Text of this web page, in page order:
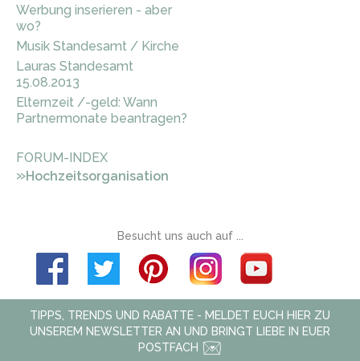
Werbung inserieren - aber
wo?
Musik Standesamt / Kirche
Lauras Standesamt
15.08.2013
Elternzeit /-geld: Wann
Partnermonate beantragen?
FORUM-INDEX
»Hochzeitsorganisation
Besucht uns auch auf ...
TIPPS, TRENDS UND RABATTE - MELDET EUCH HIER ZU
UNSEREM NEWSLETTER AN UND BRINGT LIEBE IN EUER
POSTFACH